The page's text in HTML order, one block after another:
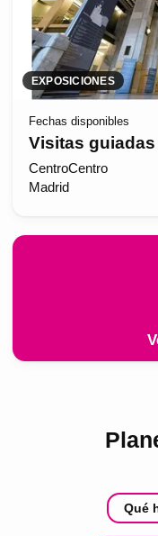
EXPOSICIONES
Fechas disponibles
Visitas
CentroCentro
Madrid
Qué